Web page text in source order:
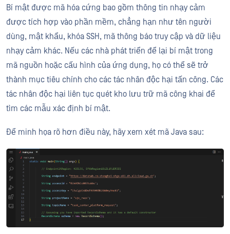
Bí mật được mã hóa cứng bao gồm thông tin nhạy cảm
được tích hợp vào phần mềm, chẳng hạn như tên người
dùng, mật khẩu, khóa SSH, mã thông báo truy cập và dữ liệu
nhạy cảm khác. Nếu các nhà phát triển để lại bí mật trong
mã nguồn hoặc cấu hình của ứng dụng, họ có thể sẽ trở
thành mục tiêu chính cho các tác nhân độc hại tấn công. Các
tác nhân độc hại liên tục quét kho lưu trữ mã công khai để
tìm các mẫu xác định bí mật.
Để minh họa rõ hơn điều này, hãy xem xét mã Java sau: